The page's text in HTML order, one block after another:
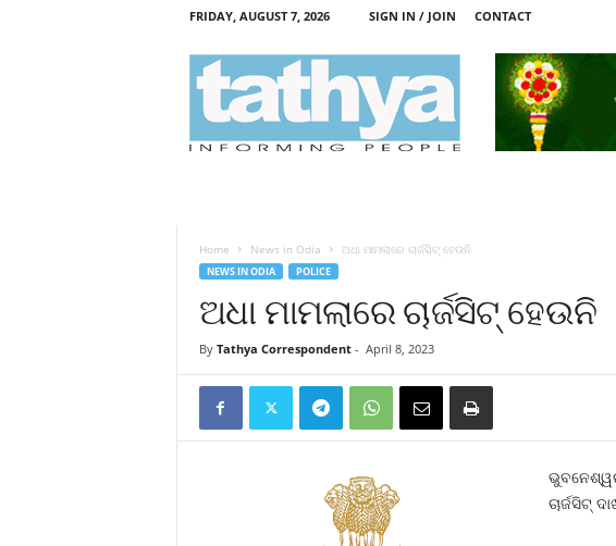
FRIDAY, AUGUST 7, 2026 SIGN IN / JOIN CONTACT
Home News in Odia ଅଧା ମାମଲାରେ ଚାର୍ଜସିଟ୍‍ ହେଉନି
NEWS IN ODIA POLICE
ଅଧା ମାମଲାରେ ଚାର୍ଜସିଟ୍‍ ହେଉନି
By Tathya Correspondent- April 8, 2023
ଚାର୍ଜସିଟ୍‍